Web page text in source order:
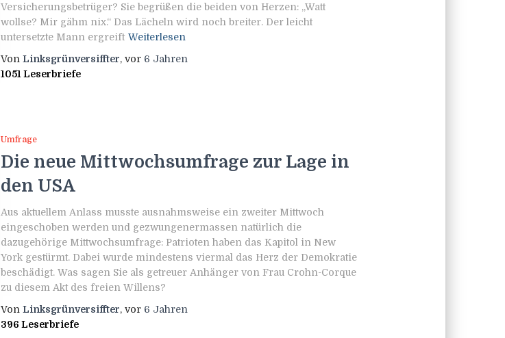
Versicherungsbetrüger? Sie begrüßen die beiden von Herzen: „Watt
wollse? Mir gähm nix.“ Das Lächeln wird noch breiter. Der leicht
untersetzte Mann ergreift Weiterlesen
Von Linksgrünversiffter, vor 6 Jahren
1051 Leserbriefe
Umfrage
Die neue Mittwochsumfrage zur Lage in
den USA
Aus aktuellem Anlass musste ausnahmsweise ein zweiter Mittwoch
eingeschoben werden und gezwungenermassen natürlich die
dazugehörige Mittwochsumfrage: Patrioten haben das Kapitol in New
York gestürmt. Dabei wurde mindestens viermal das Herz der Demokratie
beschädigt. Was sagen Sie als getreuer Anhänger von Frau Crohn-Corque
zu diesem Akt des freien Willens?
Von Linksgrünversiffter, vor 6 Jahren
396 Leserbriefe